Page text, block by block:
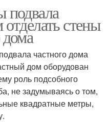
подвала
стены
дома
частного дома
дом оборудован
роль подсобного
не задумываясь о том,
квадратные метры,